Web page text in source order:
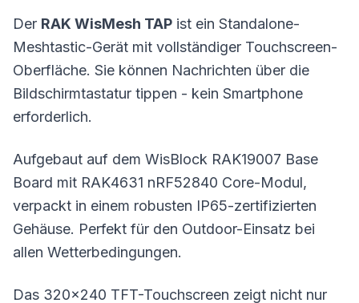
Der RAK WisMesh TAP ist ein Standalone-
Meshtastic-Gerät mit vollständiger Touchscreen-
Oberfläche. Sie können Nachrichten über die
Bildschirmtastatur tippen - kein Smartphone
erforderlich.
Aufgebaut auf dem WisBlock RAK19007 Base
Board mit RAK4631 nRF52840 Core-Modul,
verpackt in einem robusten IP65-zertifizierten
Gehäuse. Perfekt für den Outdoor-Einsatz bei
allen Wetterbedingungen.
Das 320x240 TFT-Touchscreen zeigt nicht nur